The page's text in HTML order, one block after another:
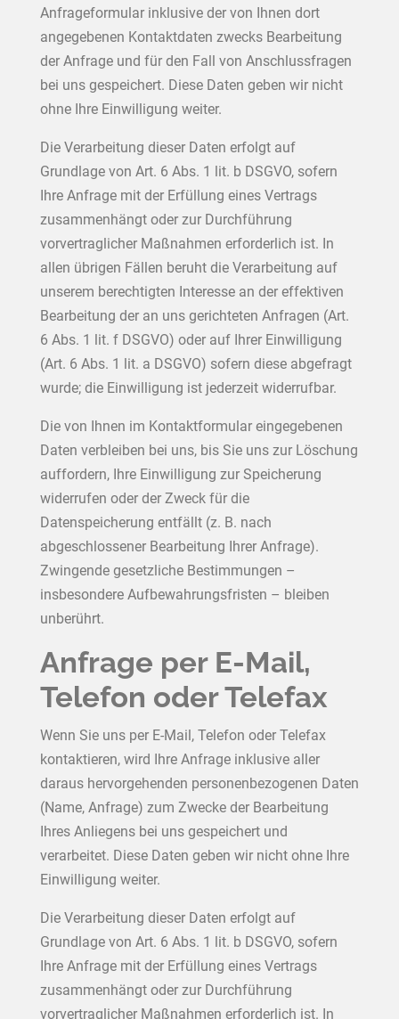
Anfrageformular inklusive der von Ihnen dort
angegebenen Kontaktdaten zwecks Bearbeitung
der Anfrage und für den Fall von Anschlussfragen
bei uns gespeichert. Diese Daten geben wir nicht
ohne Ihre Einwilligung weiter.
Die Verarbeitung dieser Daten erfolgt auf
Grundlage von Art. 6 Abs. 1 lit. b DSGVO, sofern
Ihre Anfrage mit der Erfüllung eines Vertrags
zusammenhängt oder zur Durchführung
vorvertraglicher Maßnahmen erforderlich ist. In
allen übrigen Fällen beruht die Verarbeitung auf
unserem berechtigten Interesse an der effektiven
Bearbeitung der an uns gerichteten Anfragen (Art.
6 Abs. 1 lit. f DSGVO) oder auf Ihrer Einwilligung
(Art. 6 Abs. 1 lit. a DSGVO) sofern diese abgefragt
wurde; die Einwilligung ist jederzeit widerrufbar.
Die von Ihnen im Kontaktformular eingegebenen
Daten verbleiben bei uns, bis Sie uns zur Löschung
auffordern, Ihre Einwilligung zur Speicherung
widerrufen oder der Zweck für die
Datenspeicherung entfällt (z. B. nach
abgeschlossener Bearbeitung Ihrer Anfrage).
Zwingende gesetzliche Bestimmungen –
insbesondere Aufbewahrungsfristen – bleiben
unberührt.
Anfrage per E-Mail,
Telefon oder Telefax
Wenn Sie uns per E-Mail, Telefon oder Telefax
kontaktieren, wird Ihre Anfrage inklusive aller
daraus hervorgehenden personenbezogenen Daten
(Name, Anfrage) zum Zwecke der Bearbeitung
Ihres Anliegens bei uns gespeichert und
verarbeitet. Diese Daten geben wir nicht ohne Ihre
Einwilligung weiter.
Die Verarbeitung dieser Daten erfolgt auf
Grundlage von Art. 6 Abs. 1 lit. b DSGVO, sofern
Ihre Anfrage mit der Erfüllung eines Vertrags
zusammenhängt oder zur Durchführung
vorvertraglicher Maßnahmen erforderlich ist. In